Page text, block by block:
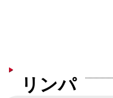
リンパ